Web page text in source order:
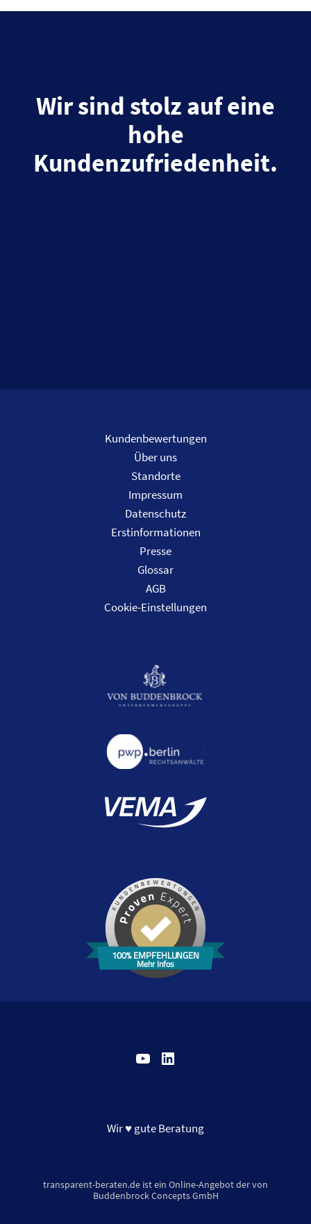
Wir sind stolz auf eine
hohe
Kundenzufriedenheit.
Kundenbewertungen
Über uns
Standorte
Impressum
Datenschutz
Erstinformationen
Presse
Glossar
AGB
Cookie-Einstellungen
100% EMPFEHLUNGEN
Mehr Infos
YouTube LinkedIn
Wir ♥ gute Beratung
transparent-beraten.de ist ein Online-Angebot der von
Buddenbrock Concepts GmbH